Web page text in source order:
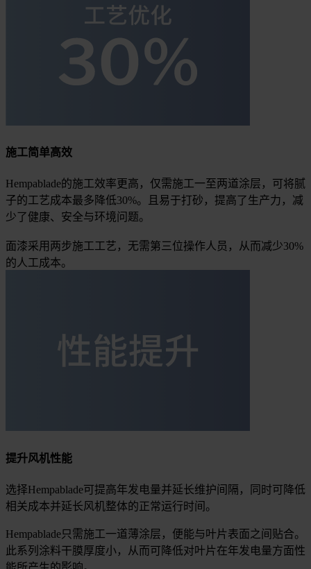
施工简单高效
Hempablade的施工效率更高，仅需施工一至两道涂层，可将腻
子的工艺成本最多降低30%。且易于打砂，提高了生产力，减
少了健康、安全与环境问题。
面漆采用两步施工工艺，无需第三位操作人员，从而减少30%
的人工成本。
提升风机性能
选择Hempablade可提高年发电量并延长维护间隔，同时可降低
相关成本并延长风机整体的正常运行时间。
Hempablade只需施工一道薄涂层，便能与叶片表面之间贴合。
此系列涂料干膜厚度小，从而可降低对叶片在年发电量方面性